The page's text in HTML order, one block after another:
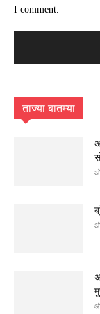
I comment.
ताज्या बातम्या